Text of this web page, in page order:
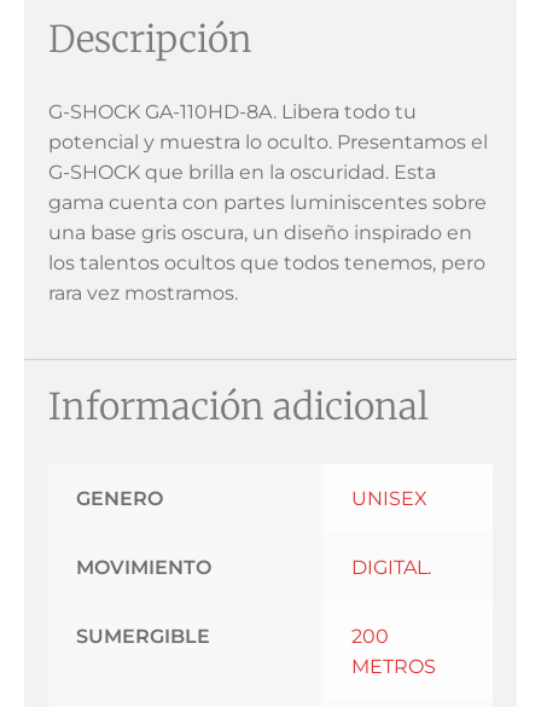
Descripción
G-SHOCK GA-110HD-8A. Libera todo tu
potencial y muestra lo oculto. Presentamos el
G-SHOCK que brilla en la oscuridad. Esta
gama cuenta con partes luminiscentes sobre
una base gris oscura, un diseño inspirado en
los talentos ocultos que todos tenemos, pero
rara vez mostramos.
Información adicional
GENERO UNISEX
MOVIMIENTO DIGITAL.
SUMERGIBLE
200
METROS